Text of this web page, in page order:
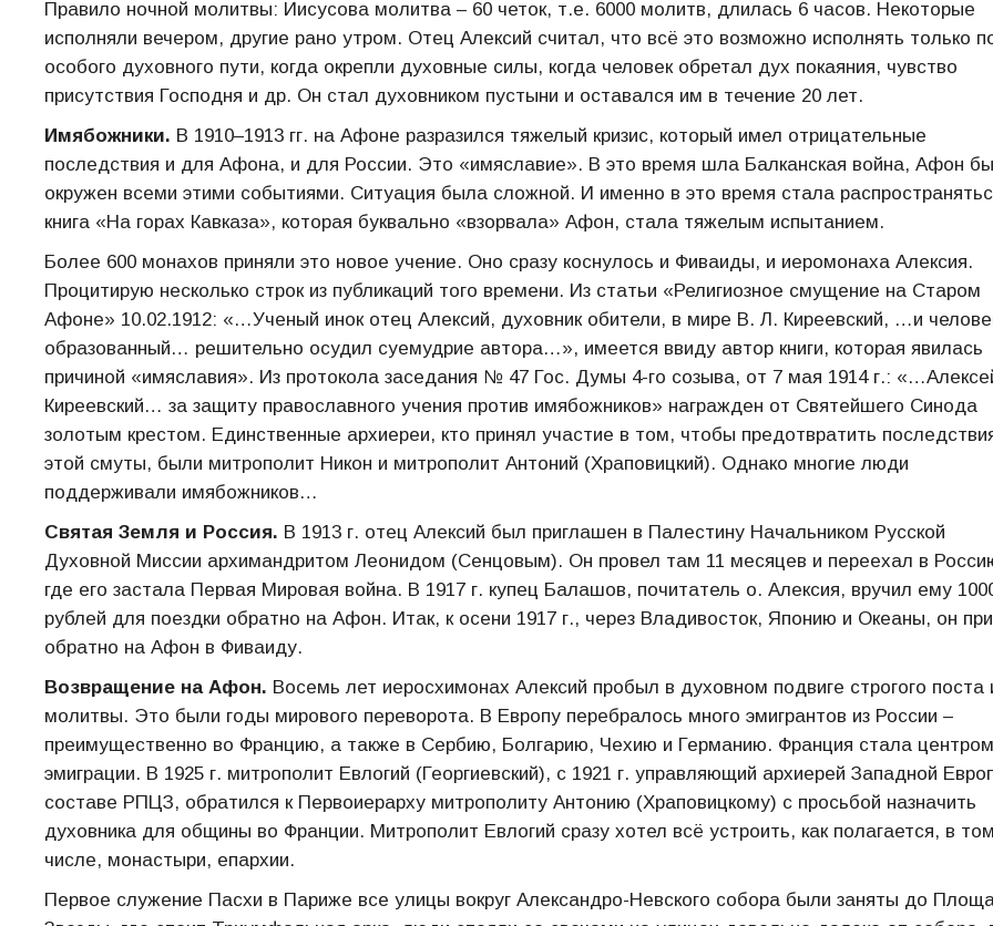
Правило ночной молитвы: Иисусова молитва – 60 четок, т.е. 6000 молитв, длилась 6 часов. Некоторые
исполняли вечером, другие рано утром. Отец Алексий считал, что всё это возможно исполнять только
особого духовного пути, когда окрепли духовные силы, когда человек обретал дух покаяния, чувство
присутствия Господня и др. Он стал духовником пустыни и оставался им в течение 20 лет.
Имябожники. В 1910–1913 гг. на Афоне разразился тяжелый кризис, который имел отрицательные
последствия и для Афона, и для России. Это «имяславие». В это время шла Балканская война, Афон
окружен всеми этими событиями. Ситуация была сложной. И именно в это время стала
книга «На горах Кавказа», которая буквально «взорвала» Афон, стала тяжелым испытанием.
Более 600 монахов приняли это новое учение. Оно сразу коснулось и Фиваиды, и иеромонаха Алексия.
Процитирую несколько строк из публикаций того времени. Из статьи «Религиозное смущение на Старом
Афоне» 10.02.1912: «…Ученый инок отец Алексий, духовник обители, в мире В. Л. Киреевский, …и
образованный… решительно осудил суемудрие автора…», имеется ввиду автор книги, которая явилась
причиной «имяславия». Из протокола заседания № 47 Гос. Думы 4-го созыва, от 7 мая 1914 г.:
Киреевский… за защиту православного учения против имябожников» награжден от Святейшего Синода
золотым крестом. Единственные архиереи, кто принял участие в том, чтобы предотвратить
этой смуты, были митрополит Никон и митрополит Антоний (Храповицкий). Однако многие люди
поддерживали имябожников…
Святая Земля и Россия. В 1913 г. отец Алексий был приглашен в Палестину Начальником Русской
Духовной Миссии архимандритом Леонидом (Сенцовым). Он провел там 11 месяцев и переехал в
где его застала Первая Мировая война. В 1917 г. купец Балашов, почитатель о. Алексия, вручил ему
рублей для поездки обратно на Афон. Итак, к осени 1917 г., через Владивосток, Японию и Океаны, он
обратно на Афон в Фиваиду.
Возвращение на Афон. Восемь лет иеросхимонах Алексий пробыл в духовном подвиге строгого поста
молитвы. Это были годы мирового переворота. В Европу перебралось много эмигрантов из России –
преимущественно во Францию, а также в Сербию, Болгарию, Чехию и Германию. Франция стала центром
эмиграции. В 1925 г. митрополит Евлогий (Георгиевский), с 1921 г. управляющий архиерей Западной
составе РПЦЗ, обратился к Первоиерарху митрополиту Антонию (Храповицкому) с просьбой назначить
духовника для общины во Франции. Митрополит Евлогий сразу хотел всё устроить, как полагается, в том
числе, монастыри, епархии.
Первое служение Пасхи в Париже все улицы вокруг Александро-Невского собора были заняты до